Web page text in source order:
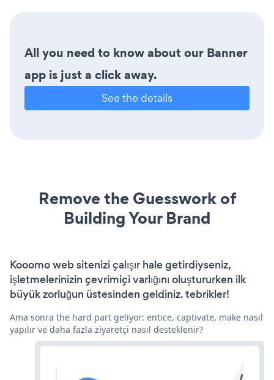
All you need to know about our Banner
app is just a click away.
See the details
Remove the Guesswork of
Building Your Brand
Kooomo web sitenizi çalışır hale getirdiyseniz,
işletmelerinizin çevrimiçi varlığını oluştururken ilk
büyük zorluğun üstesinden geldiniz. tebrikler!
Ama sonra the hard part geliyor: entice, captivate, make nasıl
yapılır ve daha fazla ziyaretçi nasıl desteklenir?